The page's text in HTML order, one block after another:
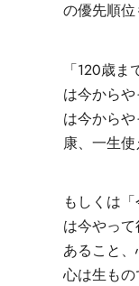
の優先順位
「120歳
は今から
は今から
康、一生使
もしくは
は今やっ
あること
心は生もの